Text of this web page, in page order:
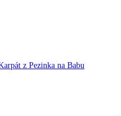
z Pezinka na Babu